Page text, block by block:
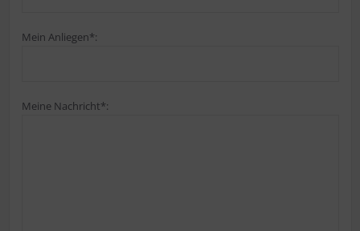
Mein Anliegen*:
Meine Nachricht*: